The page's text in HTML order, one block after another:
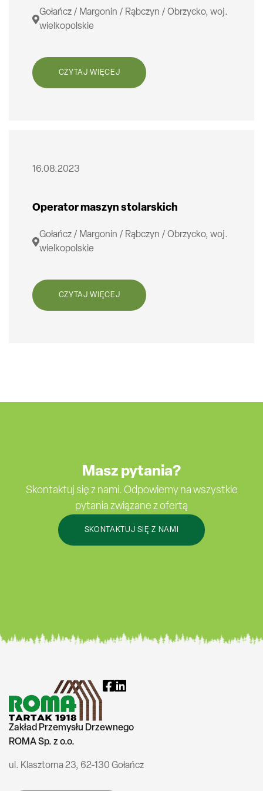
Gołańcz / Margonin / Rąbczyn / Obrzycko, woj.
wielkopolskie
CZYTAJ WIĘCEJ
16.08.2023
Operator maszyn stolarskich
Gołańcz / Margonin / Rąbczyn / Obrzycko, woj.
wielkopolskie
CZYTAJ WIĘCEJ
Masz pytania?
Skontaktuj się z nami. Odpowiemy na wszystkie
pytania związane z ofertą
SKONTAKTUJ SIĘ Z NAMI
Zakład Przemysłu Drzewnego
ROMA Sp. z o.o.
ul. Klasztorna 23, 62-130 Gołańcz